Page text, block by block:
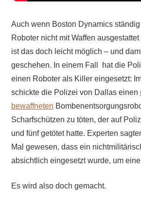
Auch wenn Boston Dynamics
Roboter nicht mit Waffen
ist das doch leicht möglich – und
geschehen. In einem Fall hat die
einen Roboter als Killer eingesetzt:
schickte die Polizei von Dallas einen
bewaffneten
Scharfschützen zu töten, der auf
und fünf getötet hatte. Experten
Mal gewesen, dass ein
absichtlich eingesetzt wurde, um
Es wird also doch gemacht.